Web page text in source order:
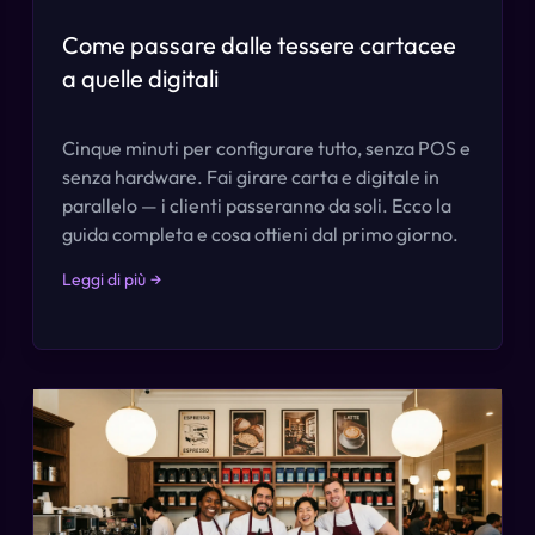
Come passare dalle tessere cartacee
a quelle digitali
Cinque minuti per configurare tutto, senza POS e
senza hardware. Fai girare carta e digitale in
parallelo — i clienti passeranno da soli. Ecco la
guida completa e cosa ottieni dal primo giorno.
Leggi di più →